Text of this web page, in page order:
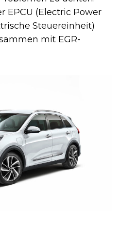
EPCU (Electric Power
Steuereinheit)
mit EGR-